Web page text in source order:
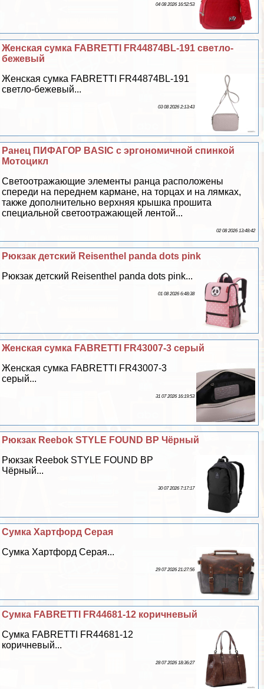
04 08 2026 16:52:53
Женская сумка FABRETTI FR44874BL-191 светло-
бежевый
Женская сумка FABRETTI FR44874BL-191
светло-бежевый...
03 08 2026 2:13:43
Ранец ПИФАГОР BASIC с эргономичной спинкой
Мотоцикл
Светоотражающие элементы ранца расположены
спереди на переднем кармане, на торцах и на лямках,
также дополнительно верхняя крышка прошита
специальной светоотражающей лентой...
02 08 2026 13:48:42
Рюкзак детский Reisenthel panda dots pink
Рюкзак детский Reisenthel panda dots pink...
01 08 2026 6:48:38
Женская сумка FABRETTI FR43007-3 серый
Женская сумка FABRETTI FR43007-3
серый...
31 07 2026 16:19:53
Рюкзак Reebok STYLE FOUND BP Чёрный
Рюкзак Reebok STYLE FOUND BP
Чёрный...
30 07 2026 7:17:17
Сумка Хартфорд Серая
Сумка Хартфорд Серая...
29 07 2026 21:27:56
Сумка FABRETTI FR44681-12 коричневый
Сумка FABRETTI FR44681-12
коричневый...
28 07 2026 18:36:27